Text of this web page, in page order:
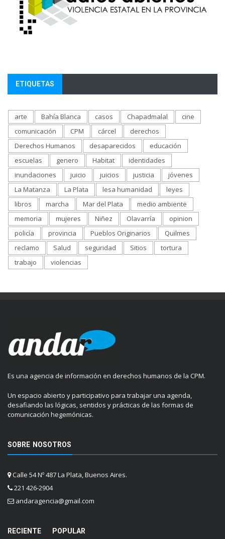
ETIQUETAS
arte Bahía Blanca casos Chapadmalal
cine
comunicación
CPM cárcel
derechos
Derechos Humanos
desaparecidos
educación
escuelas
genero Habitat
identidades
inundaciones
juicio juicios justicia
jóvenes
La Matanza
La Plata lesa humanidad
leyes
libros
marcha Mar del Plata
medio ambiente
memoria
mujeres Niñez Olavarría
opinion
policía
provincia Pueblos Originarios
Quilmes
reclamo
Salud seguridad Sitios
tortura
trabajo
violencias
Es una agencia de información en derechos humanos de la CPM.
Un espacio abierto y participativo para trabajar una agenda,
desafiando las lógicas, sentidos y prácticas de las formas de
comunicación hegemónicas.
SOBRE NOSOTROS
Calle 54 Nº 487 La Plata, Buenos Aires.
221 426-2904
andaragencia@gmail.com
RECIENTE POPULAR